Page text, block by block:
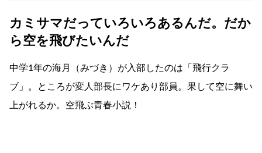
カミサマだっていろいろあるんだ。だか
ら空を飛びたいんだ
中学1年の海月（みづき）が入部したのは「飛行クラ
ブ」。ところが変人部長にワケあり部員。果して空に舞い
上がれるか。空飛ぶ青春小説！